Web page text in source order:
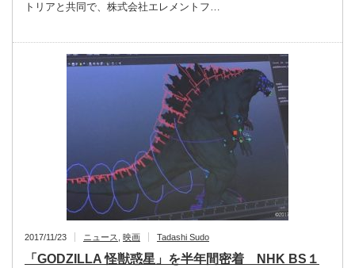
トリアと共同で、株式会社エレメントフ…
2017/11/23 ニュース 映画 Tadashi Sudo
「GODZILLA 怪獣惑星」を半年間密着 NHK BS１